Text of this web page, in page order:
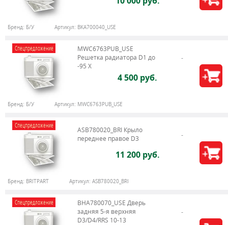
Бренд: Б/У Артикул: BKA700040_USE
Спецпредложение
MWC6763PUB_USE
Решетка радиатора D1 до
-95 X
4 500 руб.
Бренд: Б/У Артикул: MWC6763PUB_USE
Спецпредложение
ASB780020_BRI Крыло
переднее правое D3
11 200 руб.
Бренд: BRITPART Артикул: ASB780020_BRI
Спецпредложение
BHA780070_USE Дверь
задняя 5-я верхняя
D3/D4/RRS 10-13